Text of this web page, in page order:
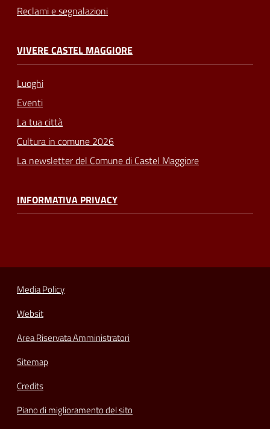
Reclami e segnalazioni
VIVERE CASTEL MAGGIORE
Luoghi
Eventi
La tua città
Cultura in comune 2026
La newsletter del Comune di Castel Maggiore
INFORMATIVA PRIVACY
Media Policy
Websit
Area Riservata Amministratori
Sitemap
Credits
Piano di miglioramento del sito